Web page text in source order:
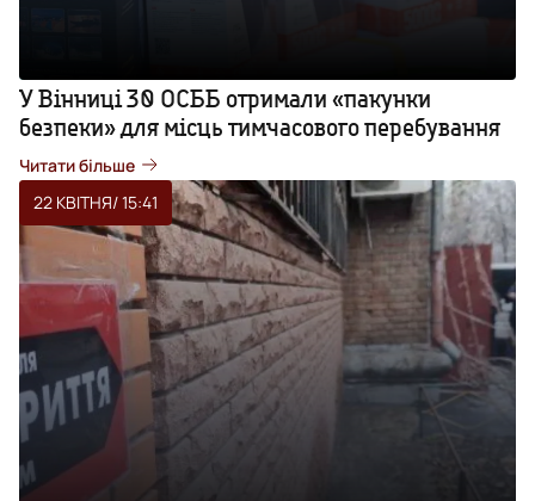
У Вінниці 30 ОСББ отримали «пакунки
безпеки» для місць тимчасового перебування
Читати більше
22 КВІТНЯ/ 15:41